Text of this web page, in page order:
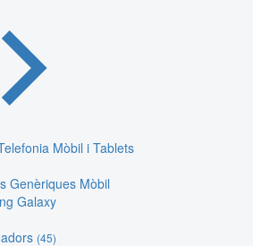
Mòbil i Tablets
Genèriques Mòbil
Galaxy
(45)